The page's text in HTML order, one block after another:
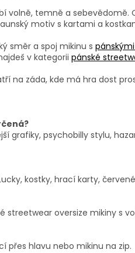
volně, temně a sebevědomě.
motiv s kartami a
směr a spoj mikinu s
v kategorii pánské
na záda, kde má hra dost
grafiky, psychobilly stylu,
kostky, hrací karty,
streetwear oversize mikiny s
přes hlavu nebo mikinu na zip.